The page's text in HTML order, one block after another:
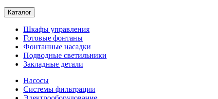
Каталог
Шкафы управления
Готовые фонтаны
Фонтанные насадки
Подводные светильники
Закладные детали
Насосы
Системы фильтрации